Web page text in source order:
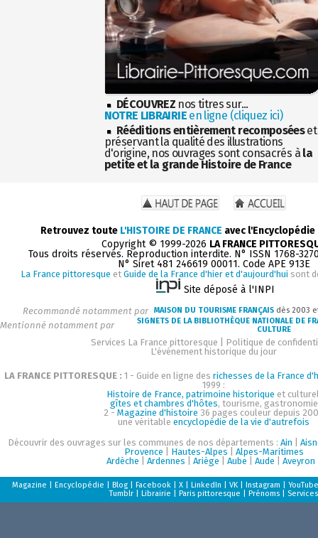
DÉCOUVREZ nos titres sur...
NOTRE LIBRAIRIEen ligne (cliquez ici)
Rééditions entièrement recomposéeset
préservant la qualité des illustrations
d'origine, nos ouvrages sont consacrés à la
petite et la grande Histoire de France
Retrouvez toute L'HISTOIRE DE FRANCE avec
Copyright © 1999-2026 LA FRANCE
Tous droits réservés. Reproduction interdite. N° ISSN 1768-
N° Siret 481 246619 00011. Code APE 913E
La France pittoresque et Guide de la France d'hier et d'aujourd'hui sont
Site déposé à l'INPI
Recommandé notamment par MAISON DU TOURISME FRANÇAIS dès 2003
Mentionné notamment par
SIGNETS DE LA BIBLIOTHÈQUE NATIONALE DE
CULTURE
Services La France pittoresque
Politique de
L'événement historique du jour
LA FRANCE PITTORESQUE : 1 - Guide en ligne des richesses de la France
1999 :
Histoire de France, patrimoine historique et
gîtes et chambres d'hôtes, tourisme, gastronomie
2 - Magazine d'histoire 36 pages couleur depuis
une véritable encyclopédie de la vie d'autrefois
Découvrir des ouvrages sur les communes de nos départements : Ain
Provence
Hautes-Alpes
Alpes-Maritimes
Ardèche
Ardennes Ariège Aube Aude Aveyron
Magazine Encyclopédie Blog Facebook X LinkedIn VK Instagram
YouTube
Tumblr
Librairie Paris pittoresque Prénoms Services